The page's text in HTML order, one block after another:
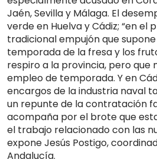
Jaén, Sevilla y Málaga. El
verde en Huelva y Cádiz; “en el
tradicional empujón que
temporada de la fresa y los
respiro a la provincia, pero que
empleo de temporada. Y en
encargos de la industria naval
un repunte de la contratación
acompaña por el brote que
el trabajo relacionado con las
expone Jesús Postigo,
Andalucía.